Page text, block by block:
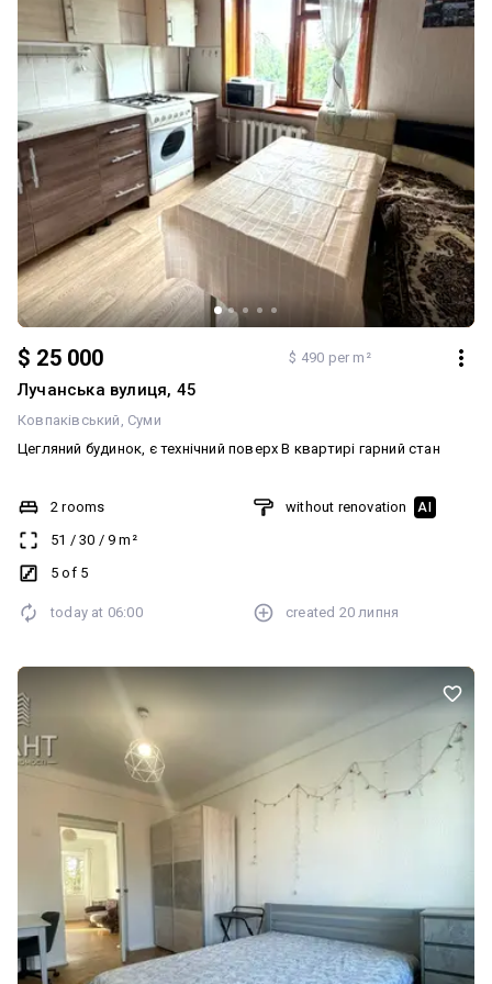
$ 25 000 $ 490 per m²
Лучанська вулиця, 45
Ковпаківський Суми
Цегляний будинок, є технічний поверх В квартирі гарний стан
2 rooms
51 / 30 / 9 m²
5 of 5
without renovation AI
today at 06:00 created 20 липня